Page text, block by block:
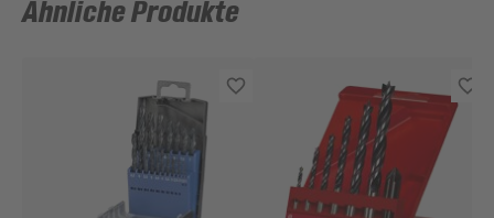
Ähnliche Produkte